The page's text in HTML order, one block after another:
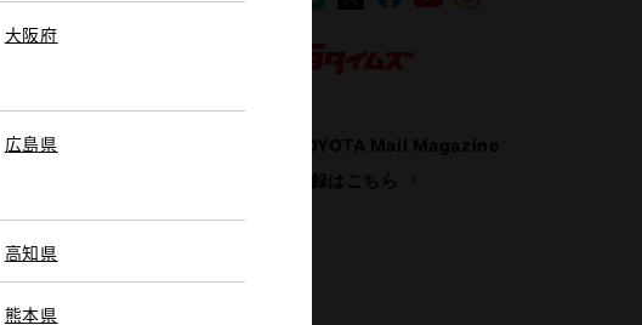
大阪府
広島県
高知県
熊本県
SHARE
タのau/UQ
TOYOTA Mail Magazine
登録はこちら
ール情報